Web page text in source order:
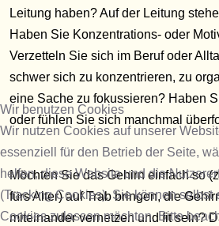
Leitung haben? Auf der Leitung
Haben Sie Konzentrations- oder
Verzetteln Sie sich im Beruf oder
schwer sich zu konzentrieren, zu
eine Sache zu fokussieren? Haben
oder fühlen Sie sich manchmal
Möchten Sie das Gehirn einfach so
fürs Alter) auf Trab bringen, die
miteinander vernetzen und fit sein?
Wir benutzen Cookies
Wir nutzen Cookies auf unserer
essenziell für den Betrieb der Seite,
helfen, diese Website und die
(Tracking Cookies). Sie können selbst
Cookies zulassen möchten. Bitte